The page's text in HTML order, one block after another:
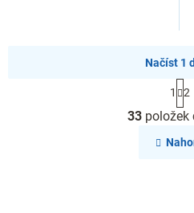
O
v
l
Načíst 1
S
t
r
á
n
1 2
33položek